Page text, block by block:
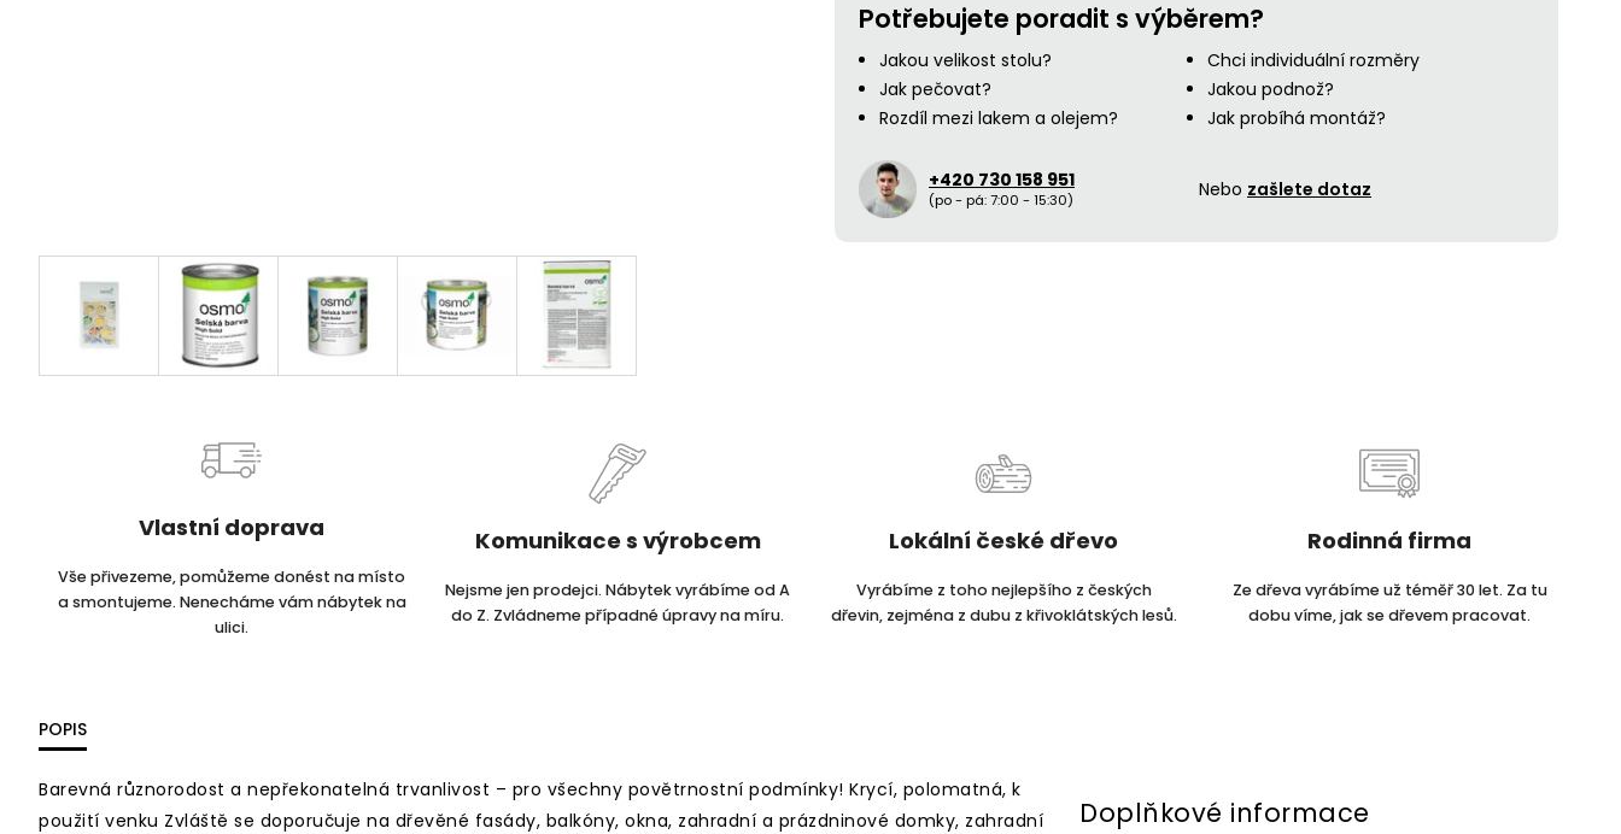
Potřebujete poradit s výběrem?
Jakou velikost stolu?
Chci individuální rozměry
Jak pečovat?
Jakou podnož?
Rozdíl mezi lakem a olejem?
Jak probíhá montáž?
+420 730 158 951
(po - pá: 7:00 - 15:30) Nebo zašlete dotaz
Vlastní doprava
Vše přivezeme, pomůžeme donést na místo
a smontujeme. Nenecháme vám nábytek na
ulici.
Komunikace s výrobcem
Nejsme jen prodejci. Nábytek vyrábíme od A
do Z. Zvládneme případné úpravy na míru.
Lokální české dřevo
Vyrábíme z toho nejlepšího z českých
dřevin, zejména z dubu z křivoklátských lesů.
Rodinná firma
Ze dřeva vyrábíme už téměř 30 let. Za tu
dobu víme, jak se dřevem pracovat.
POPIS
Barevná různorodost a nepřekonatelná trvanlivost – pro všechny povětrnostní podmínky! Krycí, polomatná, k
použití venku Zvláště se doporučuje na dřevěné fasády, balkóny, okna, zahradní a prázdninové domky, zahradní
Doplňkové informace